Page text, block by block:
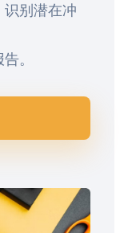
别潜在冲
。